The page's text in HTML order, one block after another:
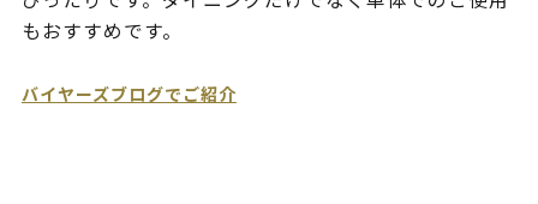
もおすすめです。
バイヤーズブログでご紹介